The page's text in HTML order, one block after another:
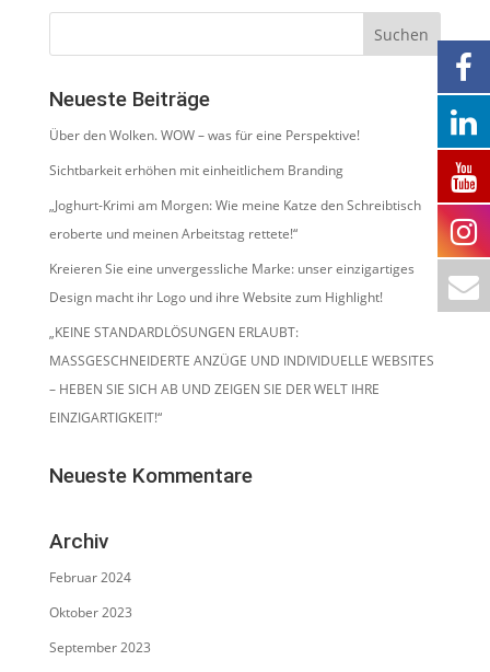
Neueste Beiträge
Über den Wolken. WOW – was für eine Perspektive!
Sichtbarkeit erhöhen mit einheitlichem Branding
„Joghurt-Krimi am Morgen: Wie meine Katze den Schreibtisch
eroberte und meinen Arbeitstag rettete!“
Kreieren Sie eine unvergessliche Marke: unser einzigartiges
Design macht ihr Logo und ihre Website zum Highlight!
„KEINE STANDARDLÖSUNGEN ERLAUBT:
MASSGESCHNEIDERTE ANZÜGE UND INDIVIDUELLE WEBSITES
– HEBEN SIE SICH AB UND ZEIGEN SIE DER WELT IHRE
EINZIGARTIGKEIT!“
Neueste Kommentare
Archiv
Februar 2024
Oktober 2023
September 2023